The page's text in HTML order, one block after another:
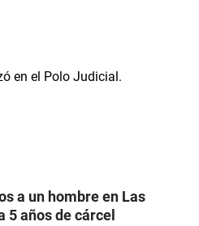
a un hombre en Las
5 años de cárcel